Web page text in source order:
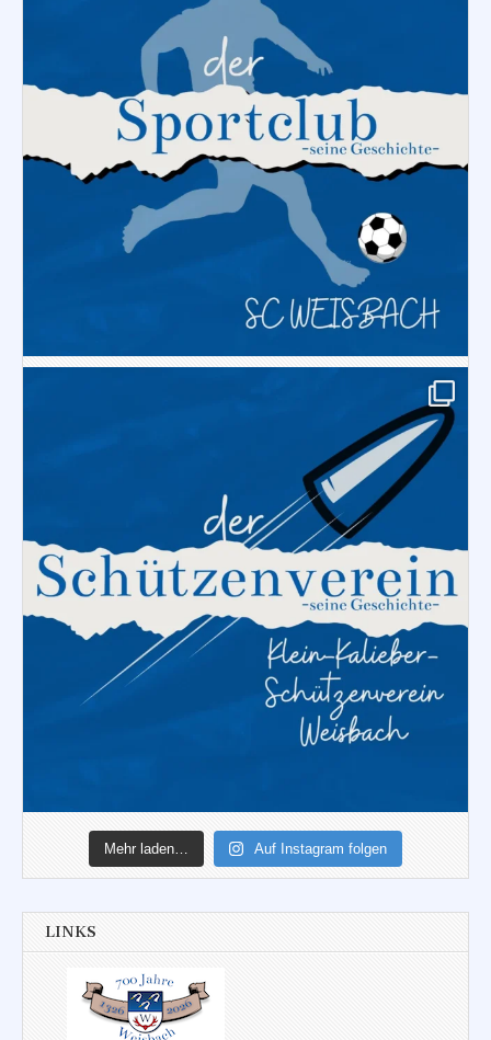
Mehr laden… Auf Instagram folgen
LINKS